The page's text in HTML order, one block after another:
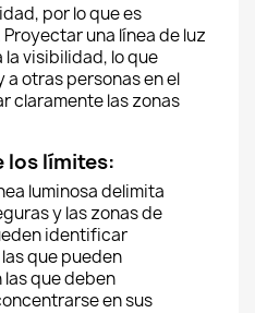
por lo que es
una línea de luz
la visibilidad, lo que
otras personas en el
claramente las zonas
los límites:
luminosa delimita
y las zonas de
identificar
que pueden
las que deben
en sus